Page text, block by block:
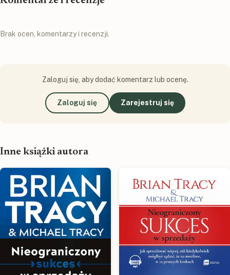
Brak ocen, komentarzy i recenzji.
Zaloguj się, aby dodać komentarz lub ocenę.
Zaloguj się Zarejestruj się
Inne książki autora